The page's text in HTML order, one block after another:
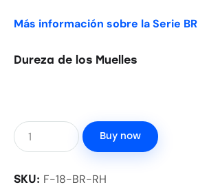
Más información sobre la Serie BR
Dureza de los Muelles
Buy now
SKU: F-18-BR-RH